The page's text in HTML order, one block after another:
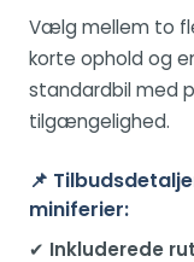
Vælg mellem to
korte ophold og
standardbil med
tilgængelighed.
📌
miniferier:
✔ Inkluderede